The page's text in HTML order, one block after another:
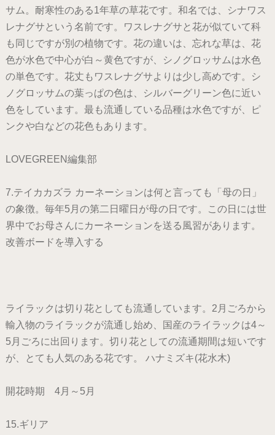
サム。耐寒性のある1年草の草花です。和名では、シナワス
レナグサという名前です。ワスレナグサと花が似ていて科
も同じですが別の植物です。花の違いは、忘れな草は、花
色が水色で中心が白～黄色ですが、シノグロッサムは水色
の単色です。花丈もワスレナグサよりは少し高めです。シ
ノグロッサムの葉っぱの色は、シルバーグリーン色に近い
色をしています。最も流通している品種は水色ですが、ピ
ンクや白などの花色もあります。
LOVEGREEN編集部
7.テイカカズラ カーネーションは何と言っても「母の日」
の象徴。毎年5月の第二日曜日が母の日です。この日には世
界中でお母さんにカーネーションを送る風習があります。
改善ボードを導入する
ライラックは切り花としても流通しています。2月ごろから
輸入物のライラックが流通し始め、国産のライラックは4～
5月ごろに出回ります。切り花としての流通期間は短いです
が、とても人気のある花です。 ハナミズキ(花水木)
開花時期 4月～5月
15.ギリア